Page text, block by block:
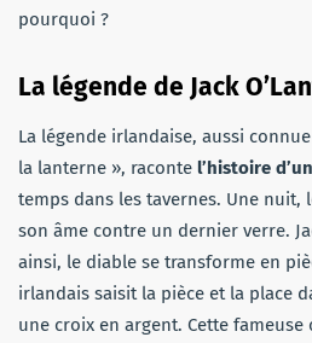
pourquoi ?
La légende de Jack
La légende irlandaise, aussi
la lanterne », raconte l’histoire
temps dans les tavernes. Une nuit,
son âme contre un dernier verre.
ainsi, le diable se transforme en
irlandais saisit la pièce et la place
une croix en argent. Cette